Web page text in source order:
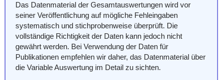
Das Datenmaterial der Gesamtauswertungen wird vor
seiner Veröffentlichung auf mögliche Fehleingaben
systematisch und stichprobenweise überprüft. Die
vollständige Richtigkeit der Daten kann jedoch nicht
gewährt werden. Bei Verwendung der Daten für
Publikationen empfehlen wir daher, das Datenmaterial über
die Variable Auswertung im Detail zu sichten.